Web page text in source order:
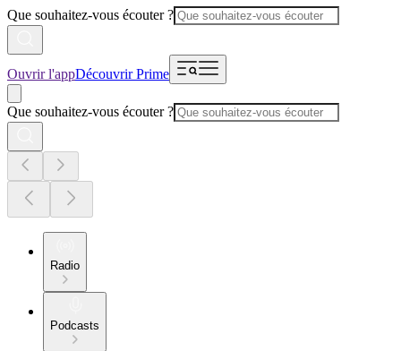
Que souhaitez-vous écouter ?
Ouvrir l'appDécouvrir Prime
Que souhaitez-vous écouter ?
Radio
Podcasts